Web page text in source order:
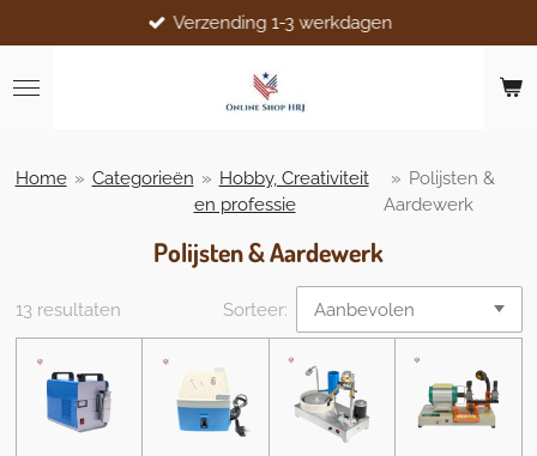
direct
naar
de
Verzending 1-3 werkdagen
Home » Categorieën » Hobby, Creativiteit
en professie
» Polijsten &
Aardewerk
Polijsten & Aardewerk
13 resultaten Sorteer: